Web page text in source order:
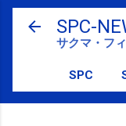
スキップ
SPC-
サクマ・フ
SPC